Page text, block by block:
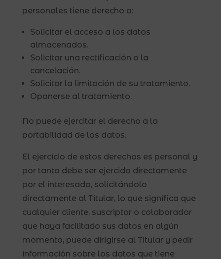
personales tiene derecho a:
Solicitar el acceso a los datos
almacenados.
Solicitar una rectificación o la
cancelación.
Solicitar la limitación de su tratamiento.
Oponerse al tratamiento.
No puede ejercitar el derecho a la
portabilidad de los datos.
El ejercicio de estos derechos es personal y
por tanto debe ser ejercido directamente
por el interesado, solicitándolo
directamente al Titular, lo que significa que
cualquier cliente, suscriptor o colaborador
que haya facilitado sus datos en algún
momento, puede dirigirse al Titular y pedir
información sobre los datos que tiene